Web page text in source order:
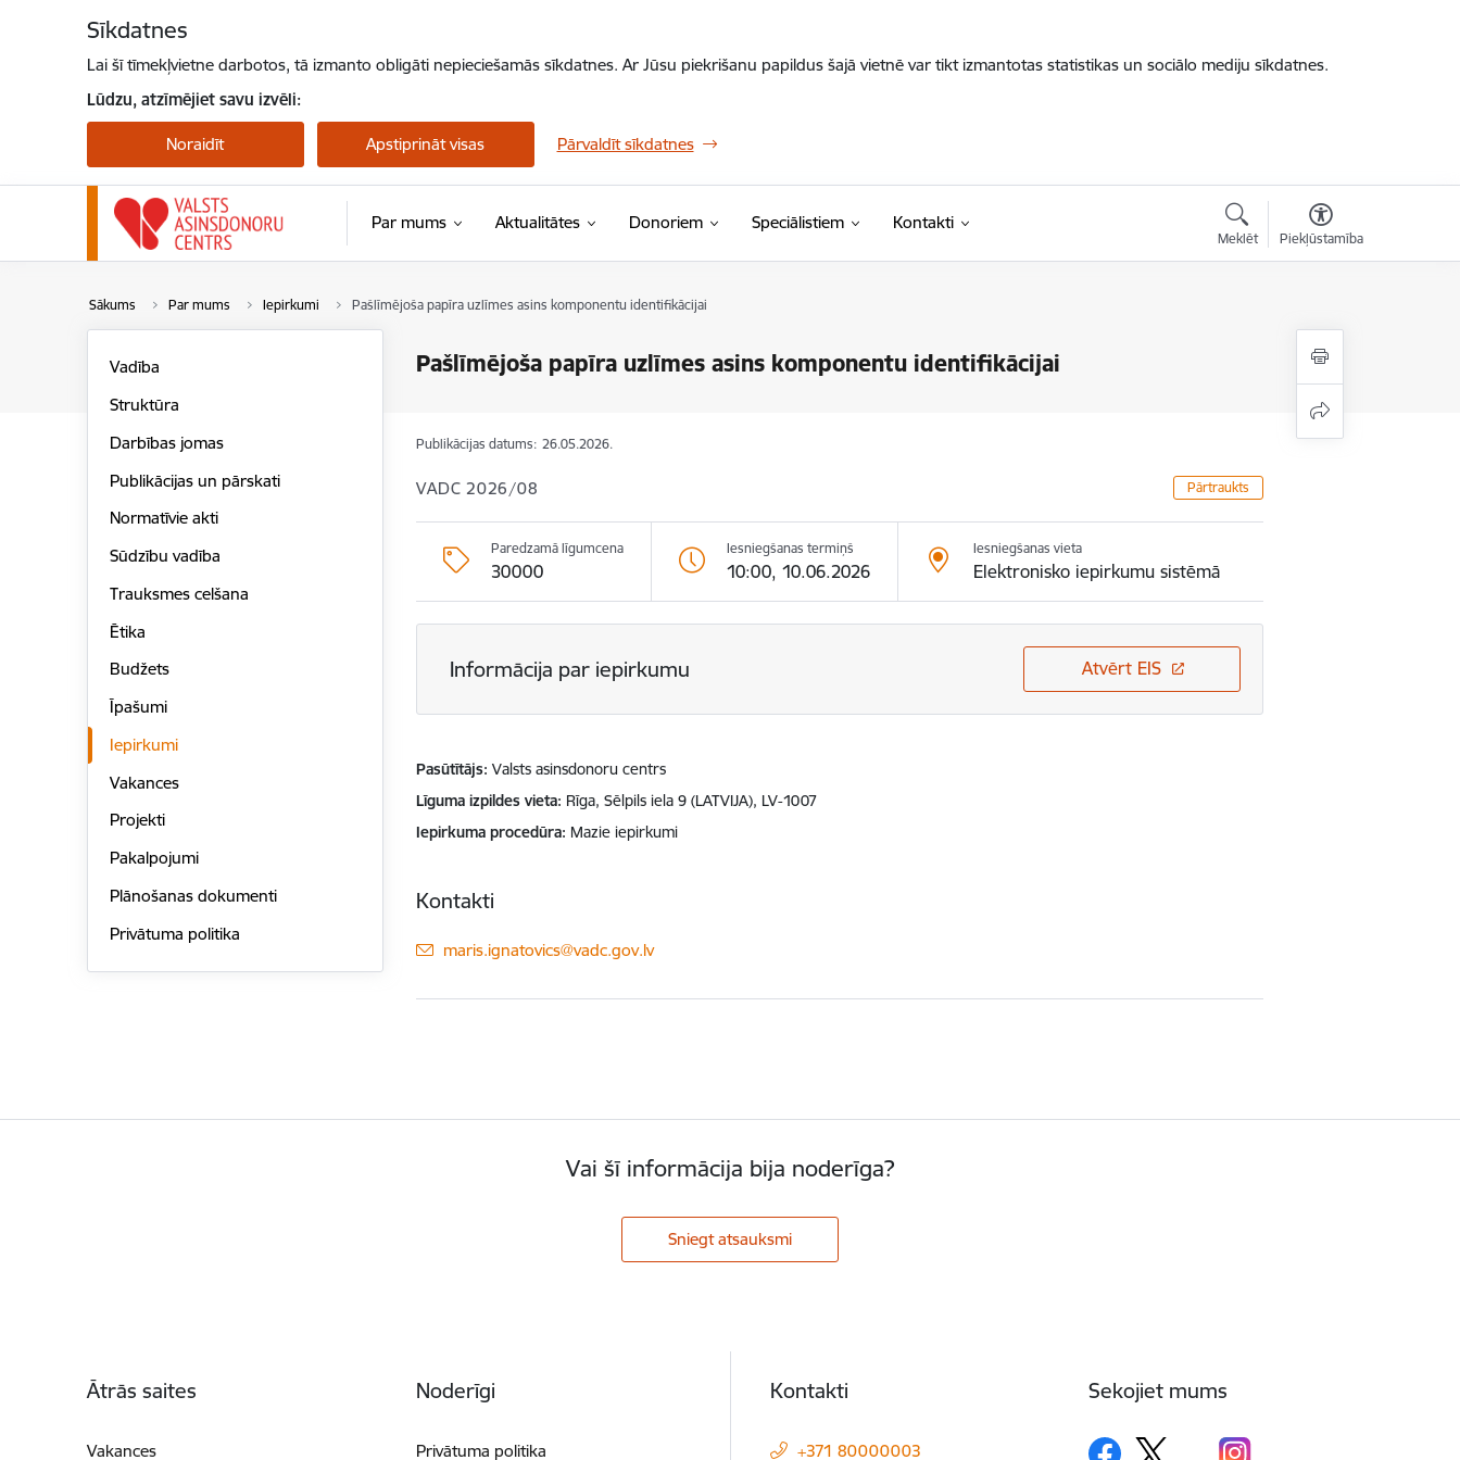
Sīkdatnes
Lai šī tīmekļvietne darbotos, tā izmanto obligāti nepieciešamās sīkdatnes. Ar Jūsu piekrišanu papildus šajā vietnē var tikt izmantotas statistikas un sociālo mediju sīkdatnes.
Lūdzu, atzīmējiet savu izvēli:
Noraidīt Apstiprināt visas Pārvaldīt sīkdatnes
Par mums Aktualitātes Donoriem Speciālistiem Kontakti
Meklēt Piekļūstamība
Sākums Par mums Iepirkumi Pašlīmējoša papīra uzlīmes asins komponentu identifikācijai
Pašlīmējoša papīra uzlīmes asins komponentu identifikācijai
Vadība
Struktūra
Darbības jomas
Publikācijas un pārskati
Normatīvie akti
Sūdzību vadība
Trauksmes celšana
Ētika
Budžets
Īpašumi
Iepirkumi
Vakances
Projekti
Pakalpojumi
Plānošanas dokumenti
Privātuma politika
Publikācijas datums: 26.05.2026.
VADC 2026/08 Pārtraukts
Paredzamā līgumcena
30000
Iesniegšanas termiņš
10:00, 10.06.2026
Iesniegšanas vieta
Elektronisko iepirkumu sistēmā
Informācija par iepirkumu Atvērt EIS
Pasūtītājs Valsts asinsdonoru centrs
Līguma izpildes vieta Rīga, Sēlpils iela 9 (LATVIJA), LV-1007
Iepirkuma procedūra Mazie iepirkumi
Kontakti
E-pasts:
maris.ignatovics@vadc.gov.lv
Vai šī informācija bija noderīga?
Sniegt atsauksmi
Ātrās saites
Vakances
Noderīgi
Privātuma politika
Kontakti
+371 80000003
Sekojiet mums